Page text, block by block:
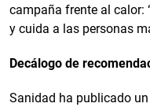
campaña frente al calor:
y cuida a las personas
Decálogo de
Sanidad ha publicado